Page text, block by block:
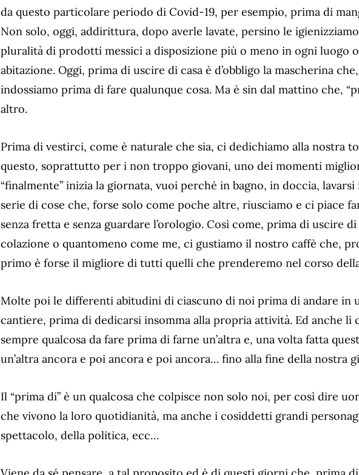
da questo particolare periodo di Covid-19, per esempio, prima di
Non solo, oggi, addirittura, dopo averle lavate, persino le
pluralità di prodotti messici a disposizione più o meno in ogni luogo
abitazione. Oggi, prima di uscire di casa è d’obbligo la mascherina
indossiamo prima di fare qualunque cosa. Ma è sin dal mattino che,
altro.
Prima di vestirci, come è naturale che sia, ci dedichiamo alla nostra
questo, soprattutto per i non troppo giovani, uno dei momenti
“finalmente” inizia la giornata, vuoi perché in bagno, in doccia,
serie di cose che, forse solo come poche altre, riusciamo e ci piace
senza fretta e senza guardare l’orologio. Così come, prima di uscire di
colazione o quantomeno come me, ci gustiamo il nostro caffè che,
primo è forse il migliore di tutti quelli che prenderemo nel corso
Molte poi le differenti abitudini di ciascuno di noi prima di andare in
cantiere, prima di dedicarsi insomma alla propria attività. Ed anche lì
sempre qualcosa da fare prima di farne un’altra e, una volta fatta
un’altra ancora e poi ancora e poi ancora… fino alla fine della nostra
Il “prima di” è un qualcosa che colpisce non solo noi, per così dire
che vivono la loro quotidianità, ma anche i cosiddetti grandi
spettacolo, della politica, ecc…